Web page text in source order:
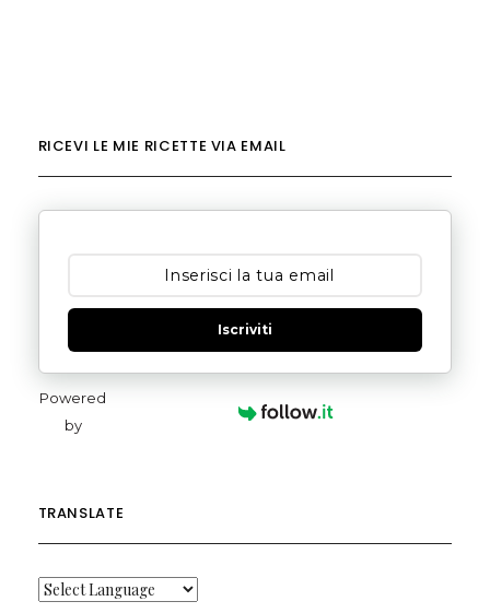
RICEVI LE MIE RICETTE VIA EMAIL
Iscriviti
Powered
by
TRANSLATE